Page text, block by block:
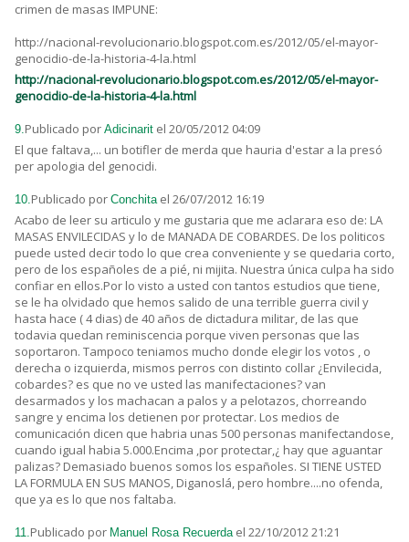
crimen de masas IMPUNE:
http://nacional-revolucionario.blogspot.com.es/2012/05/el-mayor-
genocidio-de-la-historia-4-la.html
http://nacional-revolucionario.blogspot.com.es/2012/05/el-mayor-
genocidio-de-la-historia-4-la.html
9.Publicado por Adicinarit el 20/05/2012 04:09
El que faltava,... un botifler de merda que hauria d'estar a la presó
per apologia del genocidi.
10.Publicado por Conchita el 26/07/2012 16:19
Acabo de leer su articulo y me gustaria que me aclarara eso de: LA
MASAS ENVILECIDAS y lo de MANADA DE COBARDES. De los politicos
puede usted decir todo lo que crea conveniente y se quedaria corto,
pero de los españoles de a pié, ni mijita. Nuestra única culpa ha sido
confiar en ellos.Por lo visto a usted con tantos estudios que tiene,
se le ha olvidado que hemos salido de una terrible guerra civil y
hasta hace ( 4 dias) de 40 años de dictadura militar, de las que
todavia quedan reminiscencia porque viven personas que las
soportaron. Tampoco teniamos mucho donde elegir los votos , o
derecha o izquierda, mismos perros con distinto collar ¿Envilecida,
cobardes? es que no ve usted las manifectaciones? van
desarmados y los machacan a palos y a pelotazos, chorreando
sangre y encima los detienen por protectar. Los medios de
comunicación dicen que habria unas 500 personas manifectandose,
cuando igual habia 5.000.Encima ,por protectar,¿ hay que aguantar
palizas? Demasiado buenos somos los españoles. SI TIENE USTED
LA FORMULA EN SUS MANOS, Diganoslá, pero hombre....no ofenda,
que ya es lo que nos faltaba.
11.Publicado por Manuel Rosa Recuerda el 22/10/2012 21:21